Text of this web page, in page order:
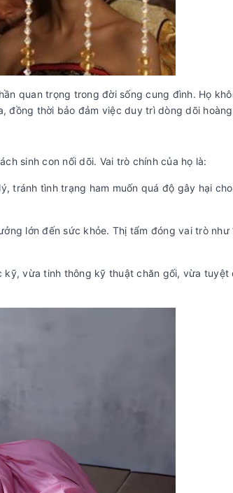
quan trọng trong đời sống cung đình. Họ
đồng thời bảo đảm việc duy trì dòng dõi
sinh con nối dõi. Vai trò chính của họ là:
tránh tình trạng ham muốn quá độ gây hại
lớn đến sức khỏe. Thị tẩm đóng vai trò như
vừa tinh thông kỹ thuật chăn gối, vừa tuyệt